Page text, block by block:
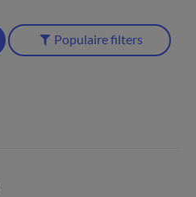
Populaire filters